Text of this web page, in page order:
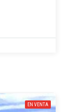
EN VENTA